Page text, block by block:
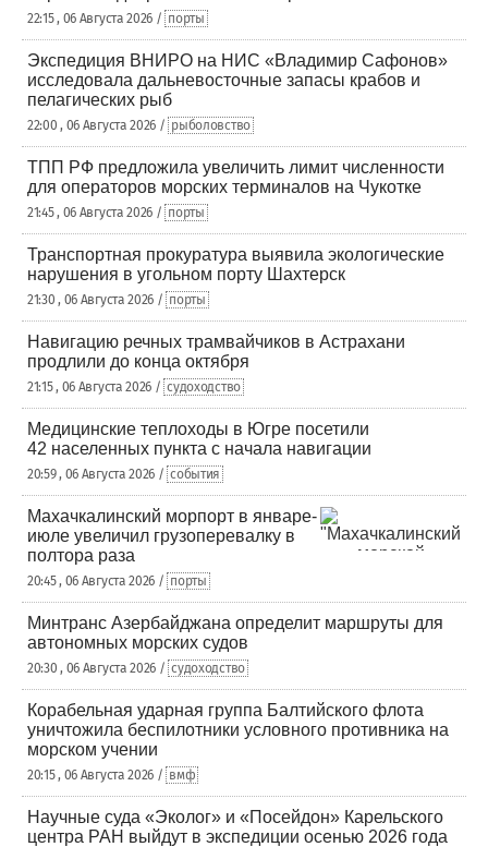
22:15 , 06 Августа 2026 / порты
Экспедиция ВНИРО на НИС «Владимир Сафонов»
исследовала дальневосточные запасы крабов и
пелагических рыб
22:00 , 06 Августа 2026 / рыболовство
ТПП РФ предложила увеличить лимит численности
для операторов морских терминалов на Чукотке
21:45 , 06 Августа 2026 / порты
Транспортная прокуратура выявила экологические
нарушения в угольном порту Шахтерск
21:30 , 06 Августа 2026 / порты
Навигацию речных трамвайчиков в Астрахани
продлили до конца октября
21:15 , 06 Августа 2026 / судоходство
Медицинские теплоходы в Югре посетили
42 населенных пункта с начала навигации
20:59 , 06 Августа 2026 / события
Махачкалинский морпорт в январе-
июле увеличил грузоперевалку в
полтора раза
20:45 , 06 Августа 2026 / порты
Минтранс Азербайджана определит маршруты для
автономных морских судов
20:30 , 06 Августа 2026 / судоходство
Корабельная ударная группа Балтийского флота
уничтожила беспилотники условного противника на
морском учении
20:15 , 06 Августа 2026 / вмф
Научные суда «Эколог» и «Посейдон» Карельского
центра РАН выйдут в экспедиции осенью 2026 года